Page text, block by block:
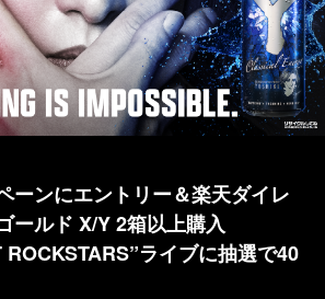
ーンにエントリー＆楽天ダイレ
ールド X/Y 2箱以上購入
ライブに抽選で40